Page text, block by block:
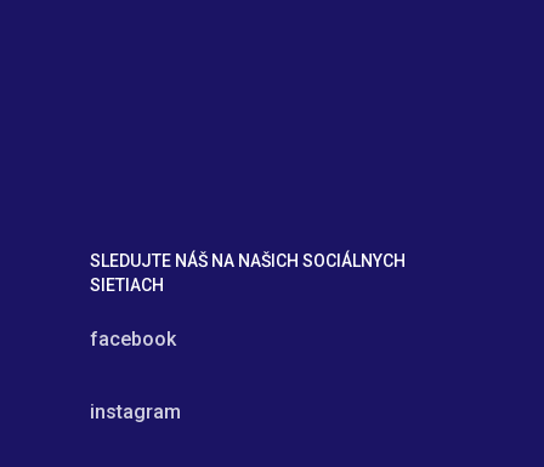
SLEDUJTE NÁŠ NA NAŠICH SOCIÁLNYCH
SIETIACH
facebook
instagram